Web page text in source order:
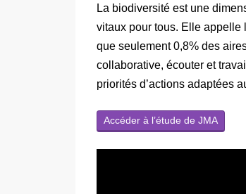
La biodiversité est une
vitaux pour tous. Elle appelle
que seulement 0,8% des
collaborative, écouter et
priorités d’actions adaptées
Accéder à l’étude de JMA